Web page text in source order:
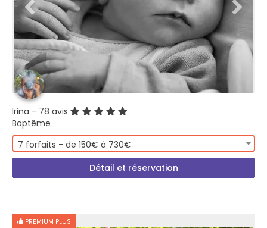
Irina - 78 avis
Baptême
7 forfaits - de 150€ à 730€
Détail et réservation
PREMIUM PLUS